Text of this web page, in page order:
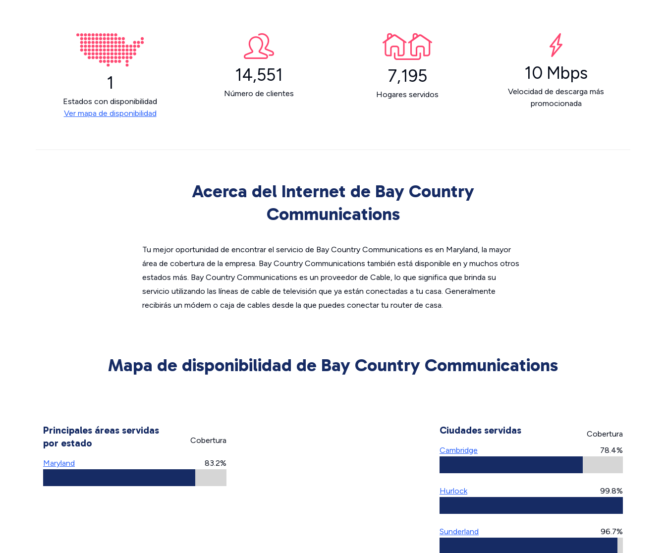
1
Estados con disponibilidad
Ver mapa de disponibilidad
14,551
Número de clientes
7,195
Hogares servidos
10 Mbps
Velocidad de descarga más
promocionada
Acerca del Internet de Bay Country
Communications
Tu mejor oportunidad de encontrar el servicio de Bay Country Communications es en Maryland, la mayor
área de cobertura de la empresa. Bay Country Communications también está disponible en y muchos otros
estados más. Bay Country Communications es un proveedor de Cable, lo que significa que brinda su
servicio utilizando las líneas de cable de televisión que ya están conectadas a tu casa. Generalmente
recibirás un módem o caja de cables desde la que puedes conectar tu router de casa.
Mapa de disponibilidad de Bay Country Communications
Principales áreas servidas
por estado
Cobertura
Maryland 83.2%
Ciudades servidas
Cobertura
Cambridge
78.4%
Hurlock 99.8%
Sunderland 96.7%